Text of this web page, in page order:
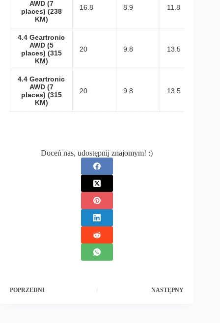
AWD (7
places) (238
KM)
16.8 8.9 11.8
4.4 Geartronic
AWD (5
places) (315
KM)
20 9.8 13.5
4.4 Geartronic
AWD (7
places) (315
KM)
20 9.8 13.5
Doceń nas, udostępnij znajomym! :)
POPRZEDNI NASTĘPNY